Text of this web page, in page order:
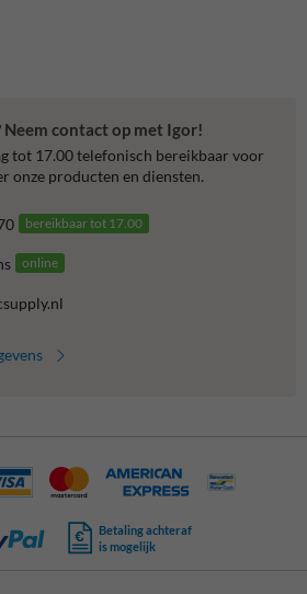
Neem contact op met Igor!
tot 17.00 telefonisch bereikbaar voor
onze producten en diensten.
bereikbaar tot 17.00
online
Betaling achteraf
is mogelijk